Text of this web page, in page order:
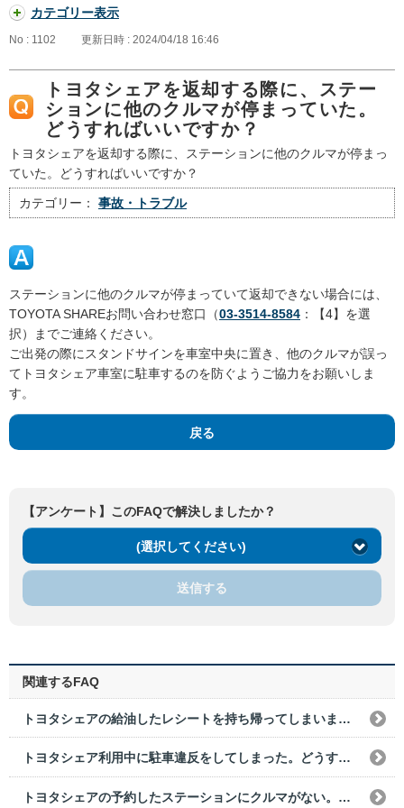
カテゴリー表示
No : 1102 更新日時 : 2024/04/18 16:46
トヨタシェアを返却する際に、ステー
ションに他のクルマが停まっていた。
どうすればいいですか？
トヨタシェアを返却する際に、ステーションに他のクルマが停まっ
ていた。どうすればいいですか？
カテゴリー： 事故・トラブル
ステーションに他のクルマが停まっていて返却できない場合には、
TOYOTA SHAREお問い合わせ窓口（03-3514-8584 ：【4】を選
択）までご連絡ください。
ご出発の際にスタンドサインを車室中央に置き、他のクルマが誤っ
てトヨタシェア車室に駐車するのを防ぐようご協力をお願いしま
す。
戻る
【アンケート】このFAQで解決しましたか？
(選択してください)
送信する
関連するFAQ
トヨタシェアの給油したレシートを持ち帰ってしまいました。どうすればいいですか？
トヨタシェア利用中に駐車違反をしてしまった。どうすればいいですか？
トヨタシェアの予約したステーションにクルマがない。どうすればいいですか？